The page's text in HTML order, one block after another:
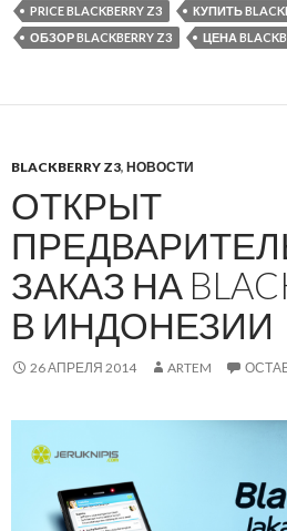
PRICE BLACKBERRY Z3
КУПИТЬ
ОБЗОР BLACKBERRY Z3
ЦЕНА
BLACKBERRY Z3, НОВОСТИ
ОТКРЫТ
ЗАКАЗ НА
В ИНДОНЕЗИИ
26 АПРЕЛЯ 2014 ARTEM